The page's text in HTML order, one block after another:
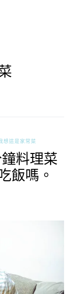
想這是家常菜
料理菜
飯嗎。